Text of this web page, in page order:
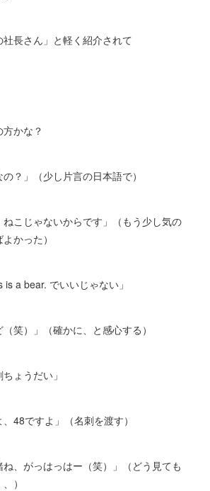
長さん」と軽く紹介されて
かな？
？」（少し片言の日本語で）
こじゃないからです」（もう少し気の
かった）
a bear. でいいじゃない」
笑）」（確かに、と感心する）
ょうだい」
48ですよ」（名刺を渡す）
、がっはっはー（笑）」（どう見ても
）